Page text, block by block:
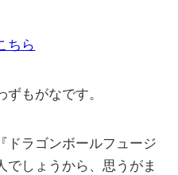
ちら
ずもがなです。
ドラゴンボールフュージ
でしょうから、思うがま